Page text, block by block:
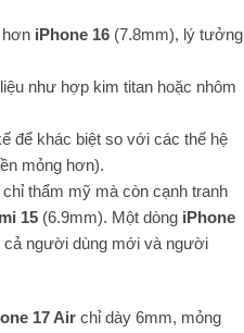
hơn iPhone 16 (7.8mm), lý tưởng
như hợp kim titan hoặc nhôm
để khác biệt so với các thế hệ
mỏng hơn).
thẩm mỹ mà còn cạnh tranh
15 (6.9mm). Một dòng iPhone
cả người dùng mới và người
17 Air chỉ dày 6mm, mỏng